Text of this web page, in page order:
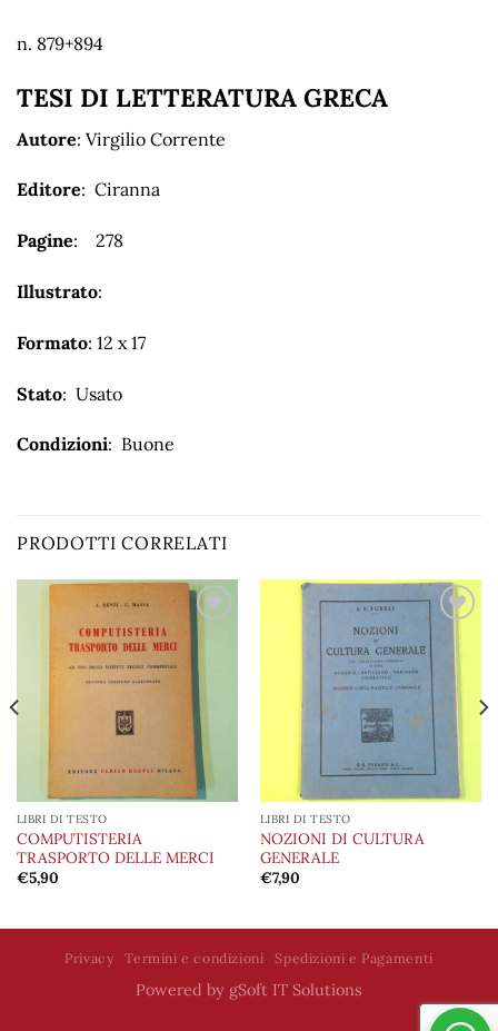
n. 879+894
TESI DI LETTERATURA GRECA
Autore: Virgilio Corrente
Editore: Ciranna
Pagine: 278
Illustrato:
Formato: 12 x 17
Stato: Usato
Condizioni: Buone
PRODOTTI CORRELATI
LIBRI DI TESTO
COMPUTISTERIA
TRASPORTO DELLE MERCI
€5,90
Aggiungi
alla lista
LIBRI DI TESTO
NOZIONI DI CULTURA
GENERALE
€7,90
Privacy Termini e condizioni Spedizioni e Pagamenti
Powered by gSoft IT Solutions